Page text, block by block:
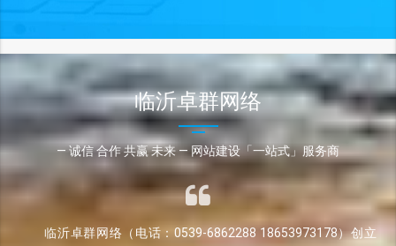
临沂卓群网络
— 诚信 合作 共赢 未来 — 网站建设「一站式」服务商
临沂卓群网络（电话：0539-6862288 18653973178）创立